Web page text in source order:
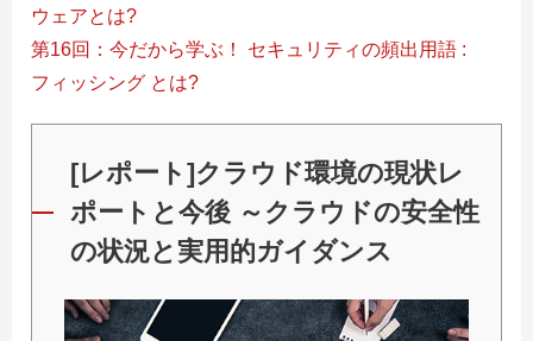
ウェアとは?
第16回：今だから学ぶ！ セキュリティの頻出用語 :
フィッシング とは?
[レポート]クラウド環境の現状レ
ポートと今後 ～クラウドの安全性
の状況と実用的ガイダンス